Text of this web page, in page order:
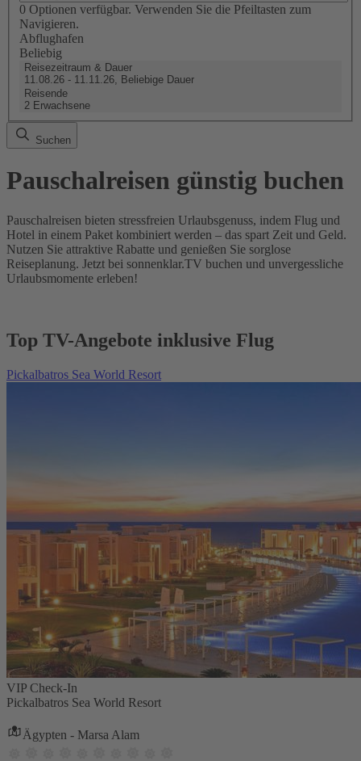
0 Optionen verfügbar. Verwenden Sie die Pfeiltasten zum
Navigieren.
Abflughafen
Beliebig
Reisezeitraum & Dauer
11.08.26 - 11.11.26, Beliebige Dauer
Reisende
2 Erwachsene
Suchen
Pauschalreisen günstig buchen
Pauschalreisen bieten stressfreien Urlaubsgenuss, indem Flug und
Hotel in einem Paket kombiniert werden – das spart Zeit und Geld.
Nutzen Sie attraktive Rabatte und genießen Sie sorglose
Reiseplanung. Jetzt bei sonnenklar.TV buchen und unvergessliche
Urlaubsmomente erleben!
Top TV-Angebote inklusive Flug
Pickalbatros Sea World Resort
VIP Check-In
Pickalbatros Sea World Resort
Ägypten - Marsa Alam